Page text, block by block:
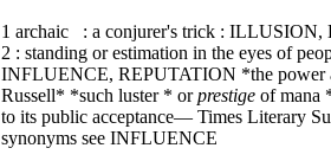
1 archaic : a conjurer's trick : ILLUSION,
2 : standing or estimation in the eyes of
INFLUENCE, REPUTATION *the power
Russell* *such luster * orprestige of mana
to its public acceptance— Times Literary
synonyms see INFLUENCE